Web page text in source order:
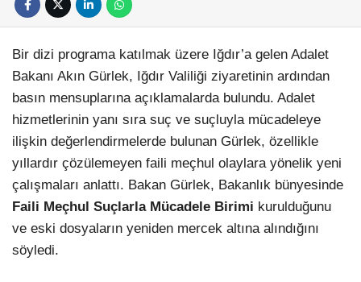
Bir dizi programa katılmak üzere Iğdır’a gelen Adalet
Bakanı Akın Gürlek, Iğdır Valiliği ziyaretinin ardından
basın mensuplarına açıklamalarda bulundu. Adalet
hizmetlerinin yanı sıra suç ve suçluyla mücadeleye
ilişkin değerlendirmelerde bulunan Gürlek, özellikle
yıllardır çözülemeyen faili meçhul olaylara yönelik yeni
çalışmaları anlattı. Bakan Gürlek, Bakanlık bünyesinde
Faili Meçhul Suçlarla Mücadele Birimi kurulduğunu
ve eski dosyaların yeniden mercek altına alındığını
söyledi.